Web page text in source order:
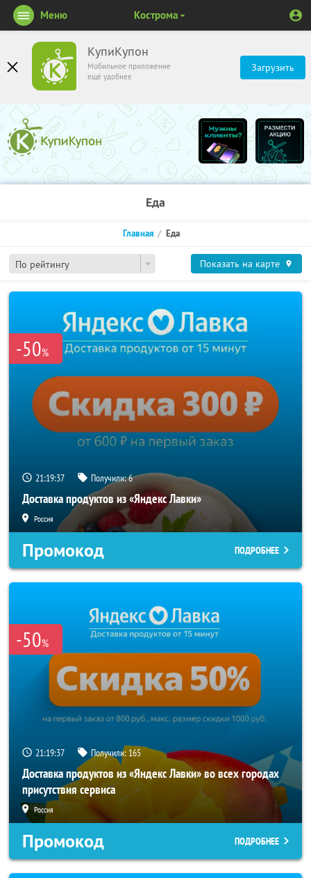
КупиКупон
Мобильное приложение
ещё удобнее
Загрузить
Меню Кострома
Еда
По рейтингу
Главная Еда
Показать на карте
-50%
21:19:36 Получили:6
Доставка продуктов из «Яндекс Лавки»
Россия
Промокод ПОДРОБНЕЕ
-50%
21:19:36 Получили: 165
Доставка продуктов из «Яндекс Лавки» во всех городах
присутствия сервиса
Россия
Промокод ПОДРОБНЕЕ